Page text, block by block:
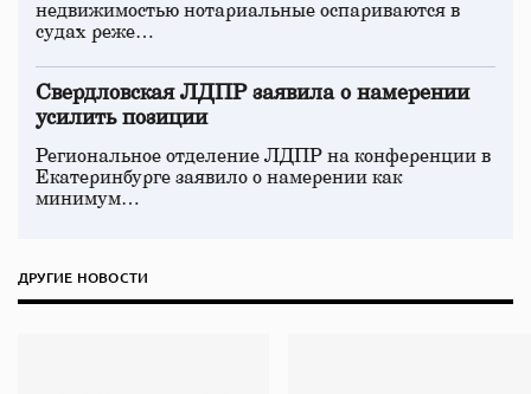
недвижимостью нотариальные оспариваются в
судах реже…
Свердловская ЛДПР заявила о намерении
усилить позиции
Региональное отделение ЛДПР на конференции в
Екатеринбурге заявило о намерении как
минимум…
ДРУГИЕ НОВОСТИ